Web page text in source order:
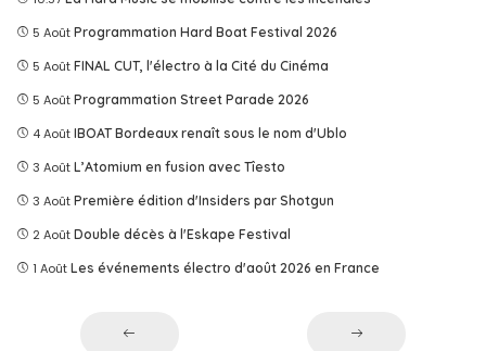
5 Août Programmation Hard Boat Festival 2026
5 Août FINAL CUT, l'électro à la Cité du Cinéma
5 Août Programmation Street Parade 2026
4 Août IBOAT Bordeaux renaît sous le nom d'Ublo
3 Août L’Atomium en fusion avec Tîesto
3 Août Première édition d'Insiders par Shotgun
2 Août Double décès à l'Eskape Festival
1 Août Les événements électro d'août 2026 en France